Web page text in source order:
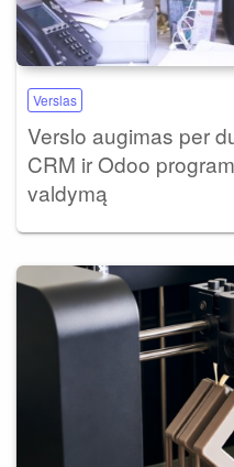
Verslas
Verslo augimas per
CRM ir Odoo
valdymą